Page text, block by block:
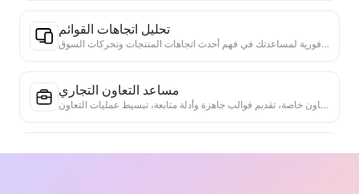
تحليل اتجاهات القوائم
تحليل بيانات القوائم الحالية، وإنتاج تقرير الاتجاهات. التعرف على الفئات الشائعة، وأنواع المنتجات التي ترتفع بسرعة، والتقنيات الناشئة. تقديم رؤى سوقية فورية لمساعدتك في فهم أحدث اتجاهات المنتجات وتحركات السوق.
مساعد التعاون التجاري
تحويل معلومات الويب إلى مقترحات تجارية مخصصة، رسائل تعاون خاصة، تقديم قوالب جاهزة وأدلة متابعة، تبسيط عمليات التعاون.
دراسة المنافسة في الصناعة